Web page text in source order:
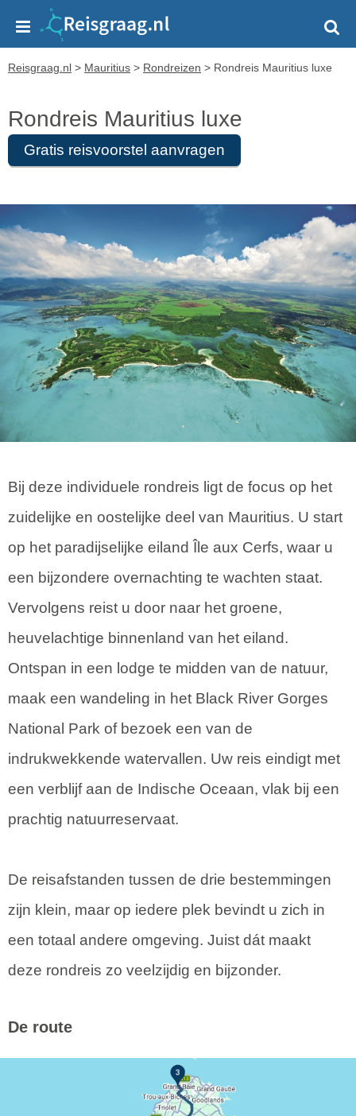
Reisgraag.nl > Mauritius > Rondreizen > Rondreis Mauritius luxe
Rondreis Mauritius luxe
Gratis reisvoorstel aanvragen
Bij deze individuele rondreis ligt de focus op het
zuidelijke en oostelijke deel van Mauritius. U start
op het paradijselijke eiland Île aux Cerfs, waar u
een bijzondere overnachting te wachten staat.
Vervolgens reist u door naar het groene,
heuvelachtige binnenland van het eiland.
Ontspan in een lodge te midden van de natuur,
maak een wandeling in het Black River Gorges
National Park of bezoek een van de
indrukwekkende watervallen. Uw reis eindigt met
een verblijf aan de Indische Oceaan, vlak bij een
prachtig natuurreservaat.
De reisafstanden tussen de drie bestemmingen
zijn klein, maar op iedere plek bevindt u zich in
een totaal andere omgeving. Juist dát maakt
deze rondreis zo veelzijdig en bijzonder.
De route